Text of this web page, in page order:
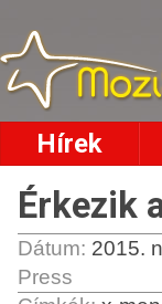
Hírek
Érkezik
Dátum: 2015.
Press